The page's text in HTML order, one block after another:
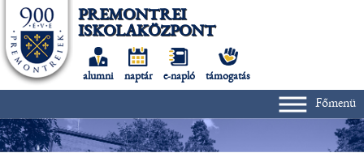
PREMONTREI
ISKOLAKÖZPONT
alumni naptár e-napló támogatás
Főmenü